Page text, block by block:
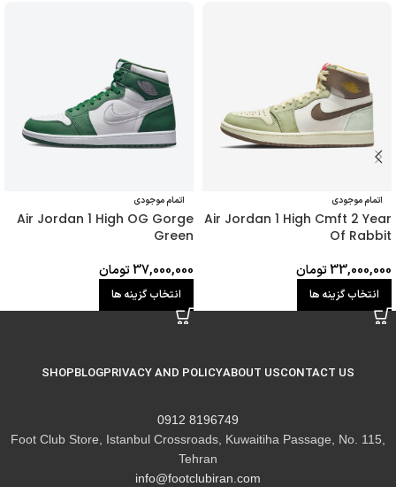
اتمام موجودی
Air Jordan 1 High Cmft 2 Year
Of Rabbit
33,000,000تومان
انتخاب گزینه ها
اتمام موجودی
Air Jordan 1 High OG Gorge
Green
37,000,000تومان
انتخاب گزینه ها
CONTACT US
ABOUT US
PRIVACY AND POLICY
BLOG
SHOP
8196749 0912
Foot Club Store, Istanbul Crossroads, Kuwaitiha Passage, No. 115,
Tehran
info@footclubiran.com